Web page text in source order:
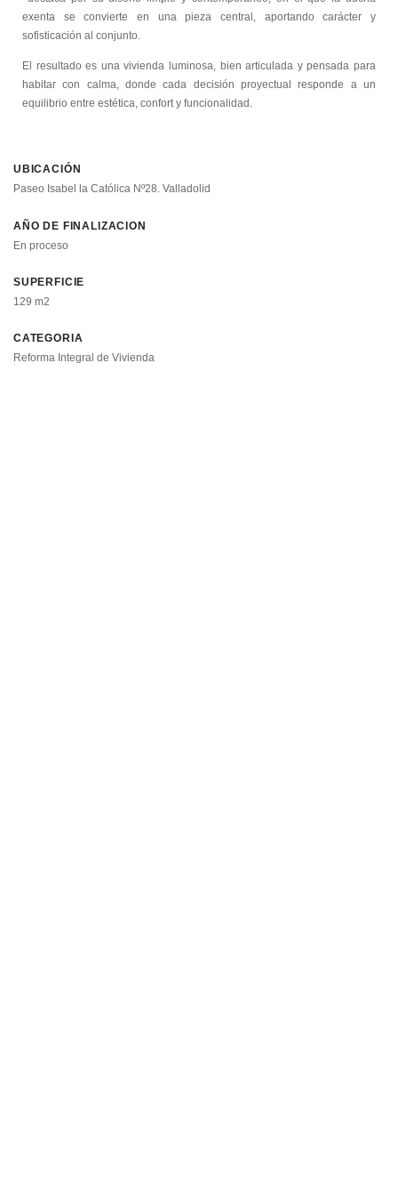
exenta se convierte en una pieza central, aportando carácter y
sofisticación al conjunto.
El resultado es una vivienda luminosa, bien articulada y pensada para
habitar con calma, donde cada decisión proyectual responde a un
equilibrio entre estética, confort y funcionalidad.
UBICACIÓN
Paseo Isabel la Católica Nº28. Valladolid
AÑO DE FINALIZACION
En proceso
SUPERFICIE
129 m2
CATEGORIA
Reforma Integral de Vivienda